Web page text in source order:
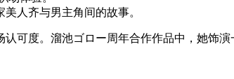
人齐与男主角间的故事。
可度。溜池ゴロー周年合作作品中，她饰